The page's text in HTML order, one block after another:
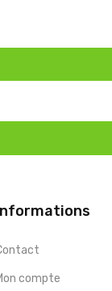
compte